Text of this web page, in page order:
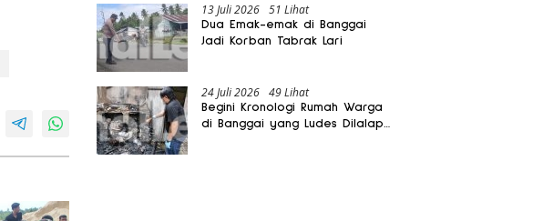
13 Juli 2026 51 Lihat
Dua Emak-emak di Banggai
Jadi Korban Tabrak Lari
24 Juli 2026 49 Lihat
Begini Kronologi Rumah Warga
di Banggai yang Ludes Dilalap